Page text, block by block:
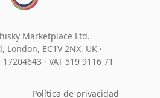
Marketplace Ltd.
London, EC1V 2NX, UK ·
· VAT 519 9116 71
Política de privacidad